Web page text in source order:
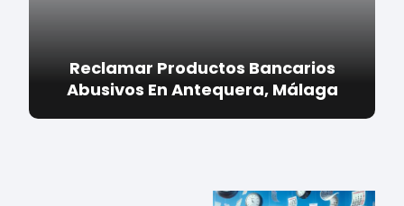
Reclamar Productos Bancarios
Abusivos En Antequera, Málaga